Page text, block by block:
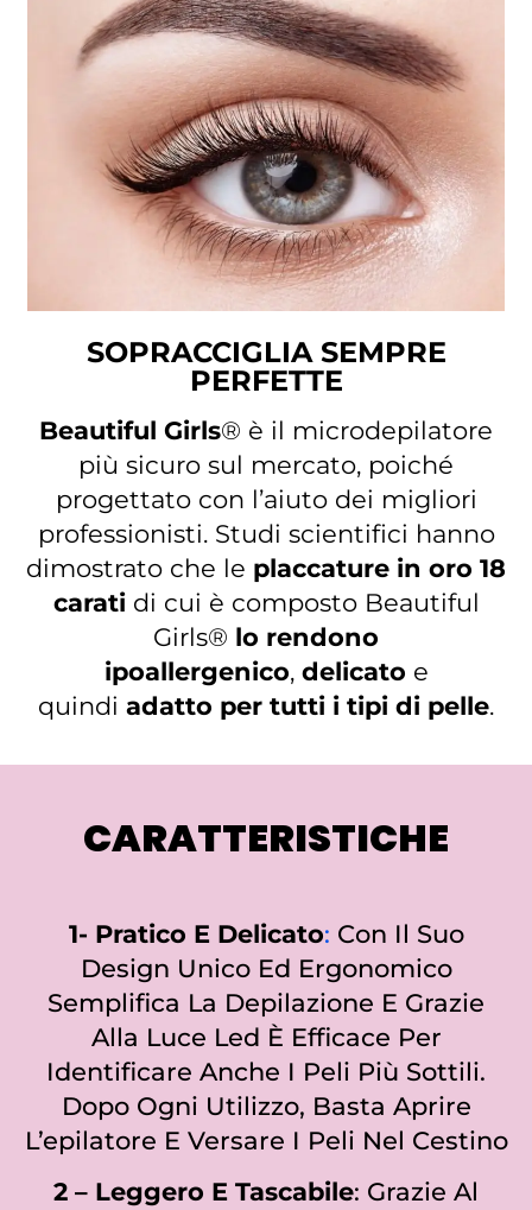
SOPRACCIGLIA SEMPRE
PERFETTE
Beautiful Girls® è il microdepilatore
più sicuro sul mercato, poiché
progettato con l’aiuto dei migliori
professionisti. Studi scientifici hanno
dimostrato che le placcature in oro 18
caratidi cui è composto Beautiful
Girls® lo rendono
ipoallergenico, delicato e
quindi adatto per tutti i tipi di pelle.
CARATTERISTICHE
1- Pratico E Delicato: Con Il Suo
Design Unico Ed Ergonomico
Semplifica La Depilazione E Grazie
Alla Luce Led È Efficace Per
Identificare Anche I Peli Più Sottili.
Dopo Ogni Utilizzo, Basta Aprire
L’epilatore E Versare I Peli Nel Cestino
2 – Leggero E Tascabile: Grazie Al